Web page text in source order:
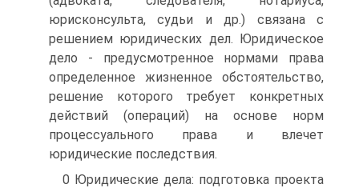
юрисконсульта, судьи и др.) связана с
решением юридических дел. Юридическое
дело - предусмотренное нормами права
определенное жизненное обстоятельство,
решение которого требует конкретных
действий (операций) на основе норм
процессуального права и влечет
юридические последствия.
0 Юридические дела: подготовка проекта